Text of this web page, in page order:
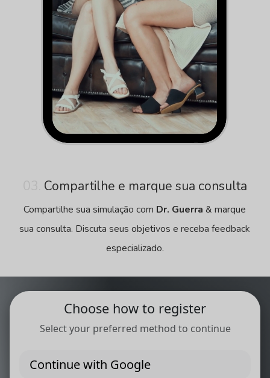
Compartilhe e marque sua consulta
Compartilhe sua simulação com Dr. Guerra & marque
sua consulta. Discuta seus objetivos e receba feedback
especializado.